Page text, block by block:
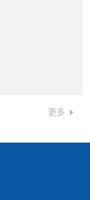
更多